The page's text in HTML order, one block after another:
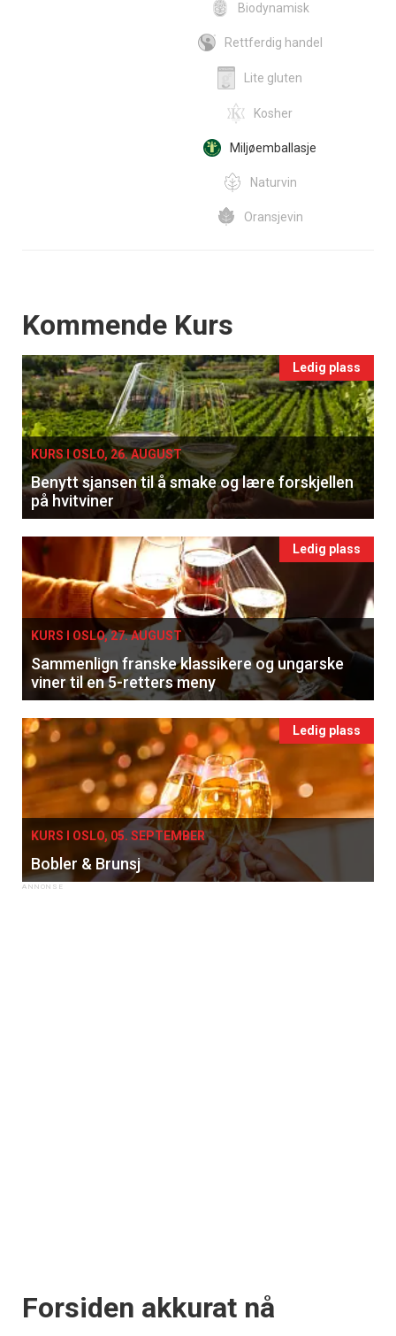
Biodynamisk
Rettferdig handel
Lite gluten
Kosher
Miljøemballasje
Naturvin
Oransjevin
Events
Kommende Kurs
Ledig plass
KURS I OSLO, 26. AUGUST
Benytt sjansen til å smake og lære forskjellen
på hvitviner
Ledig plass
KURS I OSLO, 27. AUGUST
Sammenlign franske klassikere og ungarske
viner til en 5-retters meny
Ledig plass
KURS I OSLO, 05. SEPTEMBER
Bobler & Brunsj
Forsiden akkurat nå